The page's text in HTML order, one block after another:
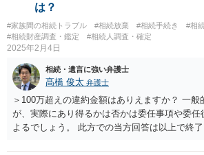
は？
#家族間の相続トラブル #相続放棄 #相続手続き
#相
#相続財産調査・鑑定
#相続人調査・確定
2025年2月4日
相続・遺言に強い弁護士
髙橋 俊太 弁護士
＞100万超えの違約金額はありえますか？ 一般
が、実際にあり得るかは否かは委任事項や委任
よるでしょう。 此方での当方回答は以上で終